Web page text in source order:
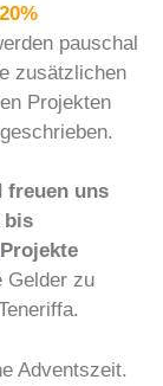
pauschal
zusätzlichen
Projekten
freuen uns
bis
Gelder zu
Adventszeit.